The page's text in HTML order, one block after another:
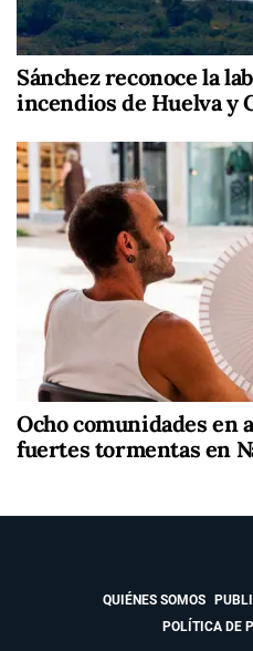
Sánchez reconoce la
incendios de Huelva y
Ocho comunidades en
fuertes tormentas en
QUIÉNES SOMOS
POLÍTICA DE